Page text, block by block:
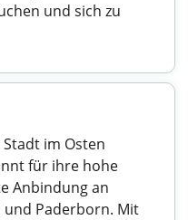
und sich zu
im Osten
für ihre hohe
Anbindung an
und Paderborn. Mit